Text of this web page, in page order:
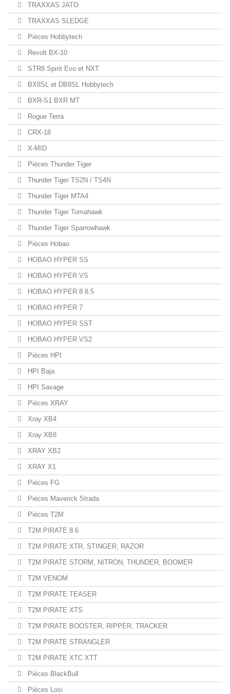
TRAXXAS JATO
TRAXXAS SLEDGE
Pièces Hobbytech
Revolt BX-10
STR8 Spirit Evo et NXT
BX8SL et DB8SL Hobbytech
BXR-S1 BXR MT
Rogue Terra
CRX-18
X-MID
Pièces Thunder Tiger
Thunder Tiger TS2N / TS4N
Thunder Tiger MTA4
Thunder Tiger Tomahawk
Thunder Tiger Sparrowhawk
Pièces Hobao
HOBAO HYPER SS
HOBAO HYPER VS
HOBAO HYPER 8 8.5
HOBAO HYPER 7
HOBAO HYPER SST
HOBAO HYPER VS2
Pièces HPI
HPI Baja
HPI Savage
Pièces XRAY
Xray XB4
Xray XB8
XRAY XB2
XRAY X1
Pièces FG
Pièces Maverick Strada
Pièces T2M
T2M PIRATE 8.6
T2M PIRATE XTR, STINGER, RAZOR
T2M PIRATE STORM, NITRON, THUNDER, BOOMER
T2M VENOM
T2M PIRATE TEASER
T2M PIRATE XTS
T2M PIRATE BOOSTER, RIPPER, TRACKER
T2M PIRATE STRANGLER
T2M PIRATE XTC XTT
Pièces BlackBull
Pièces Losi